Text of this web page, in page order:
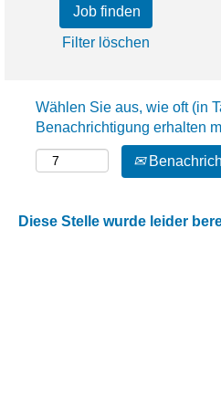
Filter löschen
Wählen Sie aus, wie oft (in
Benachrichtigung erhalten
Diese Stelle wurde leider